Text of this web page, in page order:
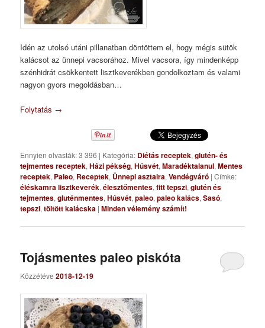
Idén az utolsó utáni pillanatban döntöttem el, hogy mégis sütök
kalácsot az ünnepi vacsorához. Mivel vacsora, így mindenképp
szénhidrát csökkentett lisztkeverékben gondolkoztam és valami
nagyon gyors megoldásban…
Folytatás →
Ennyien olvasták: 3 396 | Kategória: Diétás receptek,glutén- és
tejmentes receptek,Házi pékség,Húsvét,Maradéktalanul,Mentes
receptek, Paleo, Receptek, Ünnepi asztalra,Vendégváró |Címke:
éléskamra lisztkeverék,élesztőmentes,fitt tepszi,glutén és
tejmentes,gluténmentes,Húsvét,paleo,paleo kalács,Sasó,
tepszi,töltött kalácska |Minden vélemény számít!
Tojásmentes paleo piskóta
Közzétéve2018-12-19